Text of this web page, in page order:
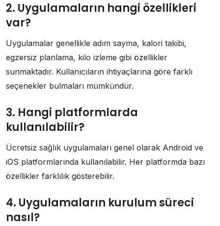
2. Uygulamaların hangi özellikleri
var?
Uygulamalar genellikle adım sayma, kalori takibi,
egzersiz planlama, kilo izleme gibi özellikler
sunmaktadır. Kullanıcıların ihtiyaçlarına göre farklı
seçenekler bulmaları mümkündür.
3. Hangi platformlarda
kullanılabilir?
Ücretsiz sağlık uygulamaları genel olarak Android ve
iOS platformlarında kullanılabilir. Her platformda bazı
özellikler farklılık gösterebilir.
4. Uygulamaların kurulum süreci
nasıl?